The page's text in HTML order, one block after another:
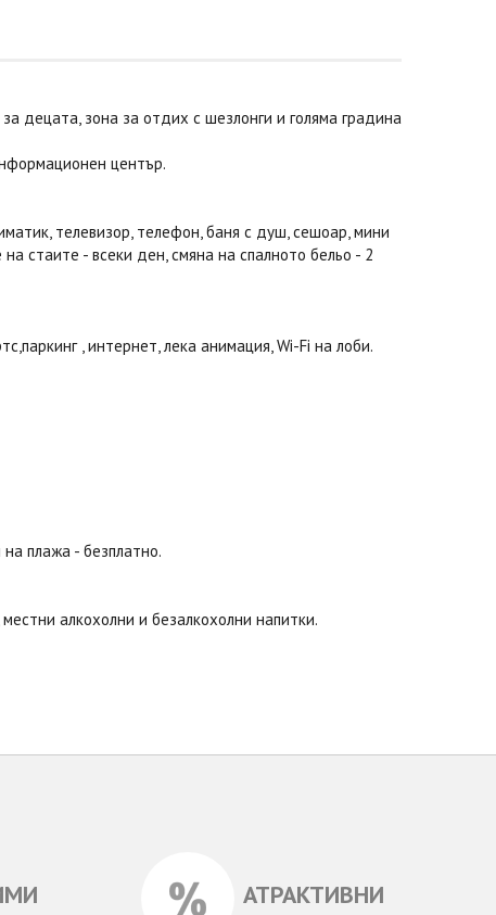
децата, зона за отдих с шезлонги и голяма градина
център.
телевизор, телефон, баня с душ, сешоар, мини
стаите - всеки ден, смяна на спалното бельо - 2
, интернет, лека анимация, Wi-Fi на лоби.
плажа - безплатно.
алкохолни и безалкохолни напитки.
АТРАКТИВНИ